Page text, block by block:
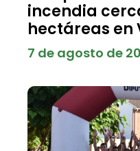
incendia
hectáreas en
7 de agosto de